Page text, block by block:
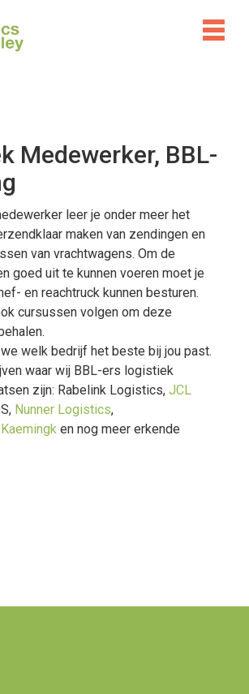
Medewerker, BBL-
leer je onder meer het
maken van zendingen en
van vrachtwagens. Om de
goed uit te kunnen voeren moet je
en reachtruck kunnen besturen.
cursussen volgen om deze
welk bedrijf het beste bij jou past.
waar wij BBL-ers logistiek
zijn: Rabelink Logistics, JCL
Nunner Logistics,
Kaemingk en nog meer erkende